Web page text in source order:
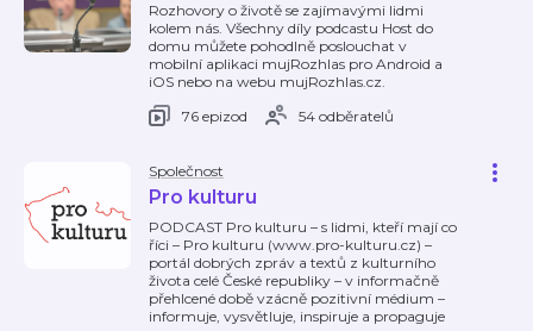
Rozhovory o životě se zajímavými lidmi
kolem nás. Všechny díly podcastu Host do
domu můžete pohodlně poslouchat v
mobilní aplikaci mujRozhlas pro Android a
iOS nebo na webu mujRozhlas.cz.
76 epizod
54 odběratelů
Společnost
Pro kulturu
PODCAST Pro kulturu – s lidmi, kteří mají co
říci – Pro kulturu (www.pro-kulturu.cz) –
portál dobrých zpráv a textů z kulturního
života celé České republiky – v informačně
přehlcené době vzácně pozitivní médium –
informuje, vysvětluje, inspiruje a propaguje